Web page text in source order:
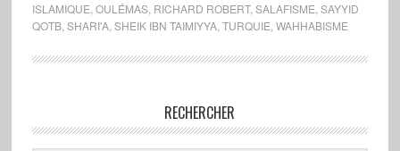
ISLAMIQUE OULÉMAS, RICHARD ROBERT, SALAFISME SAYYID
QOTB, SHARI'A, SHEIK IBN TAIMIYYA, TURQUIE WAHHABISME
RECHERCHER